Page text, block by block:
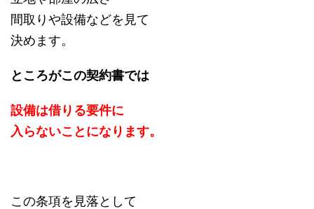
間取りや設備などを見て
決めます。
ところがこの契約書では
設備は借りる要件に
入らないことになります。
この条項を見落として